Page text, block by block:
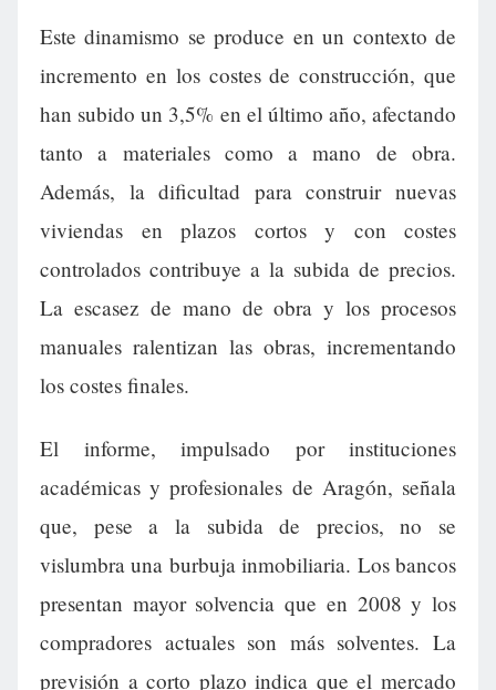
Este dinamismo se produce en un contexto de
incremento en los costes de construcción, que
han subido un 3,5% en el último año, afectando
tanto a materiales como a mano de obra.
Además, la dificultad para construir nuevas
viviendas en plazos cortos y con costes
controlados contribuye a la subida de precios.
La escasez de mano de obra y los procesos
manuales ralentizan las obras, incrementando
los costes finales.
El informe, impulsado por instituciones
académicas y profesionales de Aragón, señala
que, pese a la subida de precios, no se
vislumbra una burbuja inmobiliaria. Los bancos
presentan mayor solvencia que en 2008 y los
compradores actuales son más solventes. La
previsión a corto plazo indica que el mercado